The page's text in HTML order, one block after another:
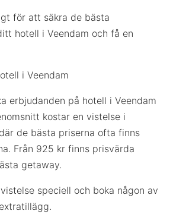
för att säkra de bästa
hotell i Veendam och få en
i Veendam
erbjudanden på hotell i Veendam
kostar en vistelse i
de bästa priserna ofta finns
Från 925 kr finns prisvärda
getaway.
speciell och boka någon av